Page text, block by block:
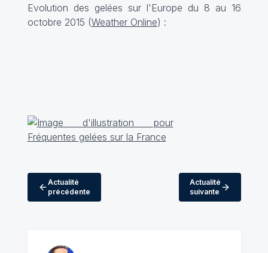
Evolution des gelées sur l'Europe du 8 au 16
octobre 2015 (Weather Online) :
Actualité
précédente
Actualité
suivante